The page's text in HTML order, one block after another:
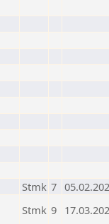
Stmk 7
Stmk 9